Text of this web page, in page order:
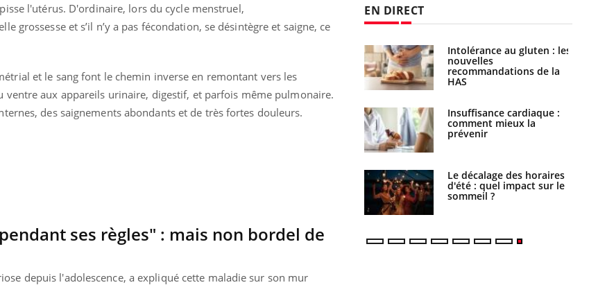
l'utérus. D'ordinaire, lors du cycle menstruel,
grossesse et s’il n’y a pas fécondation, se désintègre et saigne, ce
et le sang font le chemin inverse en remontant vers les
ventre aux appareils urinaire, digestif, et parfois même pulmonaire.
des saignements abondants et de très fortes douleurs.
ses règles" : mais non bordel de
depuis l'adolescence, a expliqué cette maladie sur son mur
EN DIRECT
contamination ?
Allergies alimentaires :
une nouvelle arme contre
bientôt faire
TDAH : quel est ce
Intolérance au gluten : les
nouvelles
recommandations de la
HAS
Insuffisance cardiaque :
comment mieux la
prévenir
Le décalage des horaires
d'été : quel impact sur le
sommeil ?